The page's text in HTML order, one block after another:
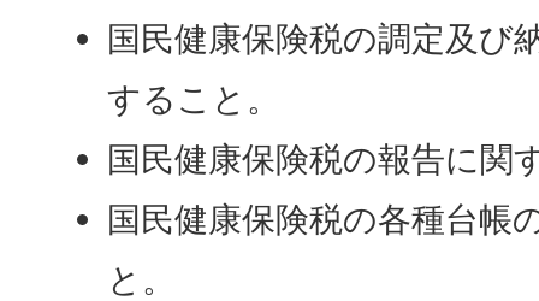
国民健康保険税の調定及び
すること。
国民健康保険税の報告に関
国民健康保険税の各種台帳
と。